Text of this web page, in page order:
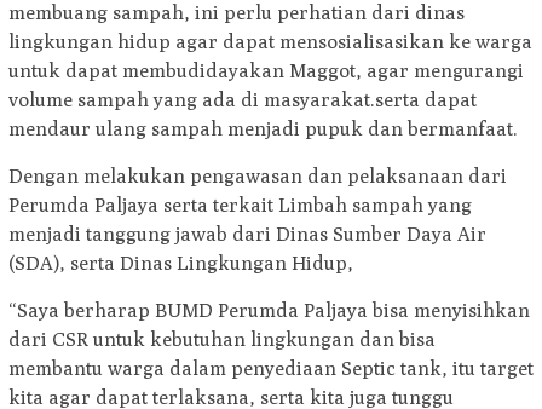
membuang sampah, ini perlu perhatian dari dinas
lingkungan hidup agar dapat mensosialisasikan ke warga
untuk dapat membudidayakan Maggot, agar mengurangi
volume sampah yang ada di masyarakat.serta dapat
mendaur ulang sampah menjadi pupuk dan bermanfaat.
Dengan melakukan pengawasan dan pelaksanaan dari
Perumda Paljaya serta terkait Limbah sampah yang
menjadi tanggung jawab dari Dinas Sumber Daya Air
(SDA), serta Dinas Lingkungan Hidup,
“Saya berharap BUMD Perumda Paljaya bisa menyisihkan
dari CSR untuk kebutuhan lingkungan dan bisa
membantu warga dalam penyediaan Septic tank, itu target
kita agar dapat terlaksana, serta kita juga tunggu